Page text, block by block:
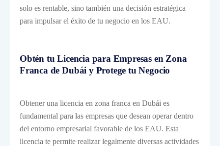
solo es rentable, sino también una decisión estratégica
para impulsar el éxito de tu negocio en los EAU.
Obtén tu Licencia para Empresas en Zona
Franca de Dubái y Protege tu Negocio
Obtener una licencia en zona franca en Dubái es
fundamental para las empresas que desean operar dentro
del entorno empresarial favorable de los EAU. Esta
licencia te permite realizar legalmente diversas actividades